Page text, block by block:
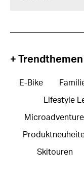
+ Trendthemen
E-Bike
Lifestyle
Microadventure
Skitouren